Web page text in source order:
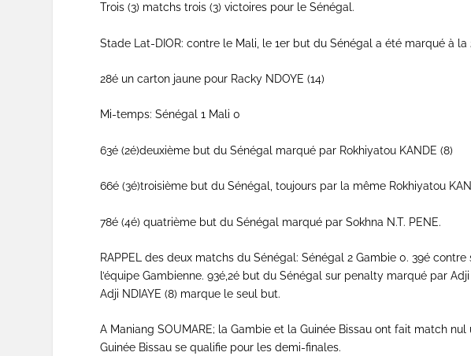
Trois (3) matchs trois (3) victoires pour le Sénégal.
Stade Lat-DIOR: contre le Mali, le 1er but du Sénégal a été marqué à la
28é un carton jaune pour Racky NDOYE (14)
Mi-temps: Sénégal 1 Mali 0
63é (2é)deuxième but du Sénégal marqué par Rokhiyatou KANDE (8)
66é (3é)troisième but du Sénégal, toujours par la même Rokhiyatou
78é (4é) quatrième but du Sénégal marqué par Sokhna N.T. PENE.
RAPPEL des deux matchs du Sénégal: Sénégal 2 Gambie 0. 39é
l’équipe Gambienne. 93é,2é but du Sénégal sur penalty marqué par
Adji NDIAYE (8) marque le seul but.
A Maniang SOUMARE; la Gambie et la Guinée Bissau ont fait match
Guinée Bissau se qualifie pour les demi-finales.